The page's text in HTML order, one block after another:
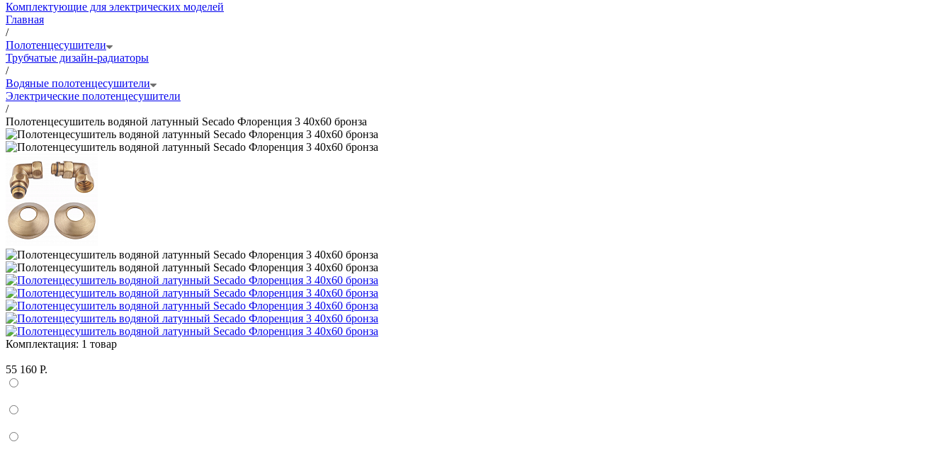
Комплектующие для электрических моделей
Главная
/
Полотенцесушители
Трубчатые дизайн-радиаторы
/
Водяные полотенцесушители
Электрические полотенцесушители
/
Полотенцесушитель водяной латунный Secado Флоренция 3 40x60 бронза
Комплектация: 1 товар
55 160 Р.